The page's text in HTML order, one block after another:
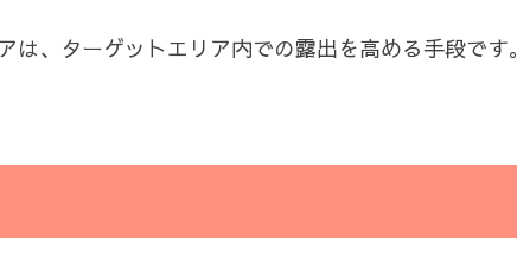
、ターゲットエリア内での露出を高める手段です。